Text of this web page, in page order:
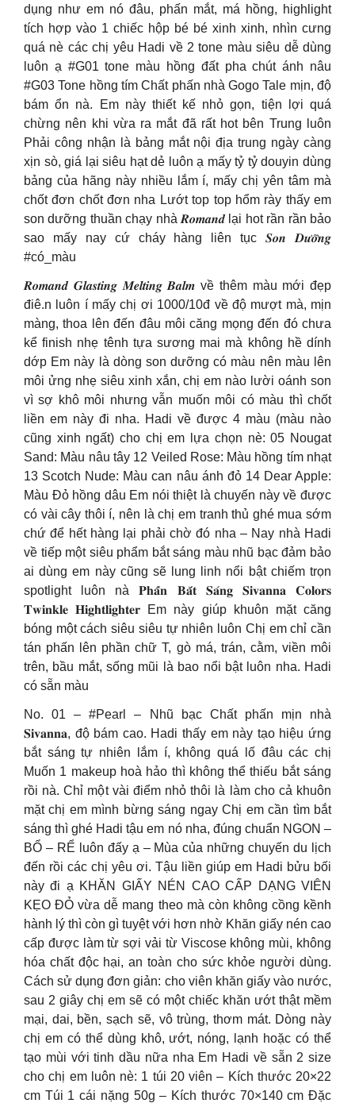
dụng như em nó đâu, phấn mắt, má hồng, highlight
tích hợp vào 1 chiếc hộp bé bé xinh xinh, nhìn cưng
quá nè các chị yêu Hadi về 2 tone màu siêu dễ dùng
luôn ạ #G01 tone màu hồng đất pha chút ánh nâu
#G03 Tone hồng tím Chất phấn nhà Gogo Tale mịn, độ
bám ổn nà. Em này thiết kế nhỏ gọn, tiện lợi quá
chừng nên khi vừa ra mắt đã rất hot bên Trung luôn
Phải công nhận là bảng mắt nội địa trung ngày càng
xịn sò, giá lại siêu hạt dẻ luôn ạ mấy tỷ tỷ douyin dùng
bảng của hãng này nhiều lắm í, mấy chị yên tâm mà
chốt đơn chốt đơn nha Lướt top top hổm rày thấy em
son dưỡng thuần chạy nhà 𝑹𝒐𝒎𝒂𝒏𝒅 lại hot rần rần bảo
sao mấy nay cứ cháy hàng liên tục 𝑺𝒐𝒏 𝑫𝒖̛𝒐̛̃𝒏𝒈
#có_màu
𝑹𝒐𝒎𝒂𝒏𝒅 𝑮𝒍𝒂𝒔𝒕𝒊𝒏𝒈 𝑴𝒆𝒍𝒕𝒊𝒏𝒈 𝑩𝒂𝒍𝒎 về thêm màu mới đẹp
điê.n luôn í mấy chị ơi 1000/10đ về độ mượt mà, mịn
màng, thoa lên đến đâu môi căng mọng đến đó chưa
kể finish nhẹ tênh tựa sương mai mà không hề dính
dớp Em này là dòng son dưỡng có màu nên màu lên
môi ửng nhẹ siêu xinh xắn, chị em nào lười oánh son
vì sợ khô môi nhưng vẫn muốn môi có màu thì chốt
liền em này đi nha. Hadi về được 4 màu (màu nào
cũng xinh ngất) cho chị em lựa chọn nè: 05 Nougat
Sand: Màu nâu tây 12 Veiled Rose: Màu hồng tím nhạt
13 Scotch Nude: Màu can nâu ánh đỏ 14 Dear Apple:
Màu Đỏ hồng dâu Em nói thiệt là chuyến này về được
có vài cây thôi í, nên là chị em tranh thủ ghé mua sớm
chứ để hết hàng lại phải chờ đó nha – Nay nhà Hadi
về tiếp một siêu phẩm bắt sáng màu nhũ bạc đảm bảo
ai dùng em này cũng sẽ lung linh nổi bật chiếm trọn
spotlight luôn nà 𝐏𝐡𝐚̂́𝐧 𝐁𝐚̆́𝐭 𝐒𝐚́𝐧𝐠 𝐒𝐢𝐯𝐚𝐧𝐧𝐚 𝐂𝐨𝐥𝐨𝐫𝐬
𝐓𝐰𝐢𝐧𝐤𝐥𝐞 𝐇𝐢𝐠𝐡𝐭𝐥𝐢𝐠𝐡𝐭𝐞𝐫 Em này giúp khuôn mặt căng
bóng một cách siêu siêu tự nhiên luôn Chị em chỉ cần
tán phấn lên phần chữ T, gò má, trán, cằm, viền môi
trên, bầu mắt, sống mũi là bao nổi bật luôn nha. Hadi
có sẵn màu
No. 01 – #Pearl – Nhũ bạc Chất phấn mịn nhà
𝐒𝐢𝐯𝐚𝐧𝐧𝐚, độ bám cao. Hadi thấy em này tạo hiệu ứng
bắt sáng tự nhiên lắm í, không quá lố đâu các chị
Muốn 1 makeup hoà hảo thì không thể thiếu bắt sáng
rồi nà. Chỉ một vài điểm nhỏ thôi là làm cho cả khuôn
mặt chị em mình bừng sáng ngay Chị em cần tìm bắt
sáng thì ghé Hadi tậu em nó nha, đúng chuẩn NGON –
BỔ – RỂ luôn đấy ạ – Mùa của những chuyến du lịch
đến rồi các chị yêu ơi. Tậu liền giúp em Hadi bửu bối
này đi ạ KHĂN GIẤY NÉN CAO CẤP DẠNG VIÊN
KẸO ĐỎ vừa dễ mang theo mà còn không cồng kềnh
hành lý thì còn gì tuyệt với hơn nhờ Khăn giấy nén cao
cấp được làm từ sợi vải từ Viscose không mùi, không
hóa chất độc hại, an toàn cho sức khỏe người dùng.
Cách sử dụng đơn giản: cho viên khăn giấy vào nước,
sau 2 giây chị em sẽ có một chiếc khăn ướt thật mềm
mại, dai, bền, sạch sẽ, vô trùng, thơm mát. Dòng này
chị em có thể dùng khô, ướt, nóng, lạnh hoặc có thể
tạo mùi với tinh dầu nữa nha Em Hadi về sẵn 2 size
cho chị em luôn nè: 1 túi 20 viên – Kích thước 20×22
cm Túi 1 cái nặng 50g – Kích thước 70×140 cm Đặc